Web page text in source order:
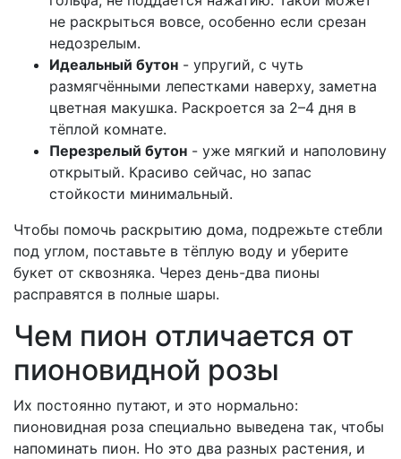
не раскрыться вовсе, особенно если срезан
недозрелым.
Идеальный бутон - упругий, с чуть
размягчёнными лепестками наверху, заметна
цветная макушка. Раскроется за 2–4 дня в
тёплой комнате.
Перезрелый бутон - уже мягкий и наполовину
открытый. Красиво сейчас, но запас
стойкости минимальный.
Чтобы помочь раскрытию дома, подрежьте стебли
под углом, поставьте в тёплую воду и уберите
букет от сквозняка. Через день-два пионы
расправятся в полные шары.
Чем пион отличается от
пионовидной розы
Их постоянно путают, и это нормально:
пионовидная роза специально выведена так, чтобы
напоминать пион. Но это два разных растения, и